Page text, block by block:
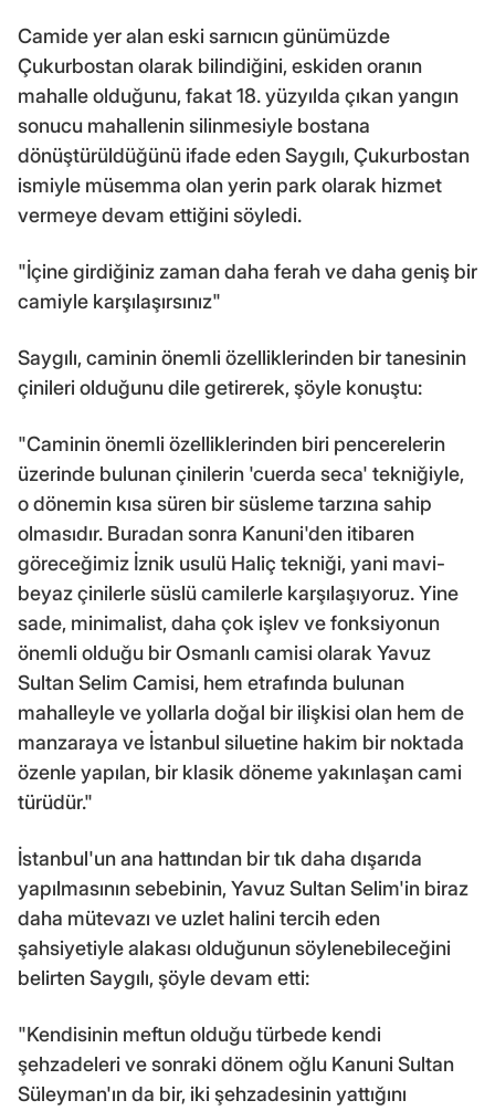
Camide yer alan eski sarnıcın günümüzde
Çukurbostan olarak bilindiğini, eskiden oranın
mahalle olduğunu, fakat 18. yüzyılda çıkan yangın
sonucu mahallenin silinmesiyle bostana
dönüştürüldüğünü ifade eden Saygılı, Çukurbostan
ismiyle müsemma olan yerin park olarak hizmet
vermeye devam ettiğini söyledi.
"İçine girdiğiniz zaman daha ferah ve daha geniş bir
camiyle karşılaşırsınız"
Saygılı, caminin önemli özelliklerinden bir tanesinin
çinileri olduğunu dile getirerek, şöyle konuştu:
"Caminin önemli özelliklerinden biri pencerelerin
üzerinde bulunan çinilerin 'cuerda seca' tekniğiyle,
o dönemin kısa süren bir süsleme tarzına sahip
olmasıdır. Buradan sonra Kanuni'den itibaren
göreceğimiz İznik usulü Haliç tekniği, yani mavi-
beyaz çinilerle süslü camilerle karşılaşıyoruz. Yine
sade, minimalist, daha çok işlev ve fonksiyonun
önemli olduğu bir Osmanlı camisi olarak Yavuz
Sultan Selim Camisi, hem etrafında bulunan
mahalleyle ve yollarla doğal bir ilişkisi olan hem de
manzaraya ve İstanbul siluetine hakim bir noktada
özenle yapılan, bir klasik döneme yakınlaşan cami
türüdür."
İstanbul'un ana hattından bir tık daha dışarıda
yapılmasının sebebinin, Yavuz Sultan Selim'in biraz
daha mütevazı ve uzlet halini tercih eden
şahsiyetiyle alakası olduğunun söylenebileceğini
belirten Saygılı, şöyle devam etti:
"Kendisinin meftun olduğu türbede kendi
şehzadeleri ve sonraki dönem oğlu Kanuni Sultan
Süleyman'ın da bir, iki şehzadesinin yattığını